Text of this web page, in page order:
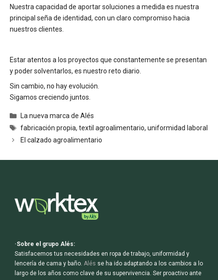
Nuestra capacidad de aportar soluciones a medida es nuestra
principal seña de identidad, con un claro compromiso hacia
nuestros clientes.
Estar atentos a los proyectos que constantemente se presentan
y poder solventarlos, es nuestro reto diario.
Sin cambio, no hay evolución.
Sigamos creciendo juntos.
Categorías
La nueva marca de Alés
Etiquetas
fabricación propia,textil agroalimentario,uniformidad laboral
Navegación
entradas
El calzado agroalimentario
·Sobre el grupo Alés:
Satisfacemos tus necesidades en ropa de trabajo, uniformidad y
lencería de cama y baño. Alés se ha ido adaptando a los cambios a lo
largo de los años como clave de su supervivencia. Ser proactivo ante